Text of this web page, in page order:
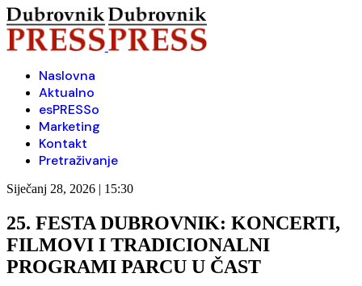
Naslovna
Aktualno
esPRESSo
Marketing
Kontakt
Pretraživanje
Siječanj 28, 2026 | 15:30
25. FESTA DUBROVNIK: KONCERTI,
FILMOVI I TRADICIONALNI
PROGRAMI PARCU U ČAST